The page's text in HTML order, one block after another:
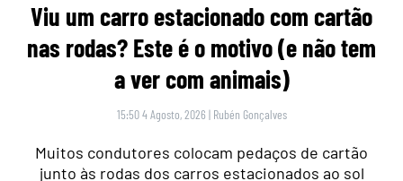
Viu um carro estacionado com cartão
nas rodas? Este é o motivo (e não tem
a ver com animais)
15:50 4 Agosto, 2026 | Rubén Gonçalves
Muitos condutores colocam pedaços de cartão
junto às rodas dos carros estacionados ao sol